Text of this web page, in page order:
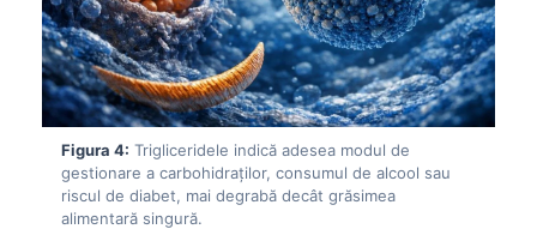
Figura 4: Trigliceridele indică adesea modul de
gestionare a carbohidraților, consumul de alcool sau
riscul de diabet, mai degrabă decât grăsimea
alimentară singură.